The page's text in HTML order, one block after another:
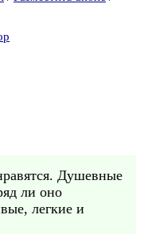
Душевные
ли оно
легкие и